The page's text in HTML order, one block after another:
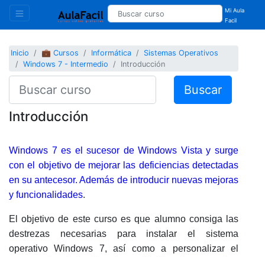
Mi Aula
Facil
Inicio 💼 Cursos Informática
Sistemas Operativos
Windows 7 - Intermedio
Introducción
Buscar
Introducción
Windows 7 es el sucesor de Windows Vista y surge
con el objetivo de mejorar las deficiencias detectadas
en su antecesor. Además de introducir nuevas mejoras
y funcionalidades.
El objetivo de este curso es que alumno consiga las
destrezas necesarias para instalar el sistema
operativo Windows 7, así como a personalizar el